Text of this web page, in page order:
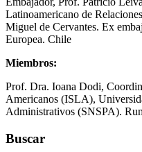
Latinoamericano de
Miguel de Cervantes. Ex
Europea. Chile
Miembros:
Prof. Dra. Ioana Dodi,
Americanos (ISLA),
Administrativos (SNSPA).
Buscar